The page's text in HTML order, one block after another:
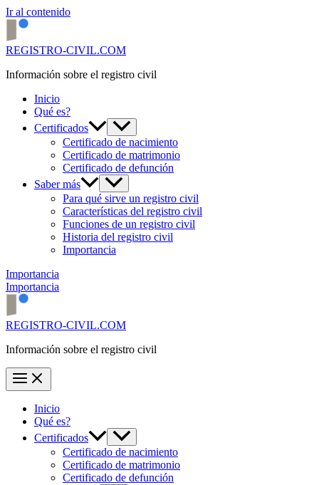
Ir al contenido
REGISTRO-CIVIL.COM
Información sobre el registro civil
Inicio
Qué es?
Certificados
Certificado de nacimiento
Certificado de matrimonio
Certificado de defunción
Saber más
Para qué sirve un registro civil
Características del registro civil
Funciones de un registro civil
Historia del registro civil
Importancia
Importancia
Importancia
REGISTRO-CIVIL.COM
Información sobre el registro civil
Inicio
Qué es?
Certificados
Certificado de nacimiento
Certificado de matrimonio
Certificado de defunción